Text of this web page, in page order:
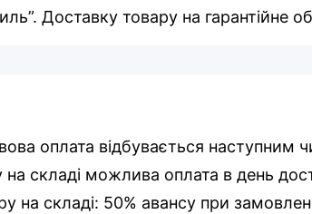
Доставку товару на гарантійне
оплата відбувається наступним
на складі можлива оплата в день
на складі: 50% авансу при